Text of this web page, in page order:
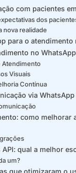
com pacientes
dos
nova realidade
para o atendimento
no
Atendimento
Visuais
Contínua
via WhatsApp
como melhorar
qual a melhor
um?